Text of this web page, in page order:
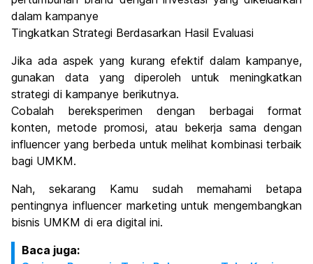
dalam kampanye
Tingkatkan Strategi Berdasarkan Hasil Evaluasi
Jika ada aspek yang kurang efektif dalam kampanye,
gunakan data yang diperoleh untuk meningkatkan
strategi di kampanye berikutnya.
Cobalah bereksperimen dengan berbagai format
konten, metode promosi, atau bekerja sama dengan
influencer yang berbeda untuk melihat kombinasi terbaik
bagi UMKM.
Nah, sekarang Kamu sudah memahami betapa
pentingnya influencer marketing untuk mengembangkan
bisnis UMKM di era digital ini.
Baca juga: